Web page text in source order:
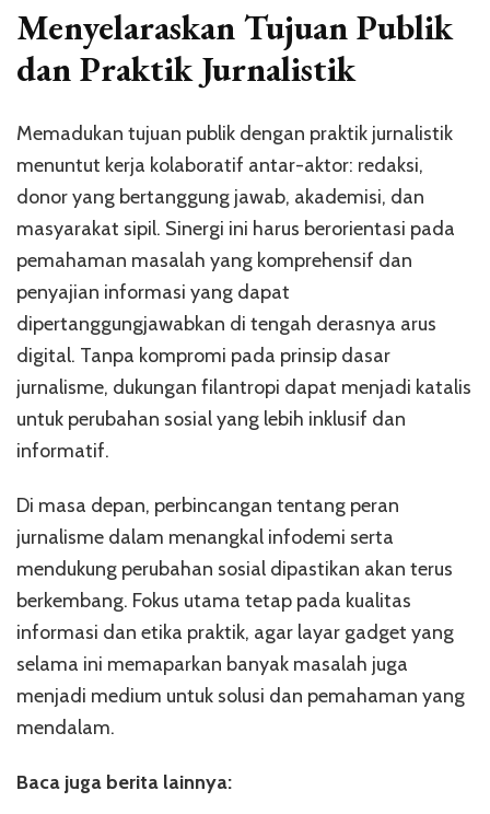
Menyelaraskan Tujuan Publik
dan Praktik Jurnalistik
Memadukan tujuan publik dengan praktik jurnalistik
menuntut kerja kolaboratif antar-aktor: redaksi,
donor yang bertanggung jawab, akademisi, dan
masyarakat sipil. Sinergi ini harus berorientasi pada
pemahaman masalah yang komprehensif dan
penyajian informasi yang dapat
dipertanggungjawabkan di tengah derasnya arus
digital. Tanpa kompromi pada prinsip dasar
jurnalisme, dukungan filantropi dapat menjadi katalis
untuk perubahan sosial yang lebih inklusif dan
informatif.
Di masa depan, perbincangan tentang peran
jurnalisme dalam menangkal infodemi serta
mendukung perubahan sosial dipastikan akan terus
berkembang. Fokus utama tetap pada kualitas
informasi dan etika praktik, agar layar gadget yang
selama ini memaparkan banyak masalah juga
menjadi medium untuk solusi dan pemahaman yang
mendalam.
Baca juga berita lainnya: